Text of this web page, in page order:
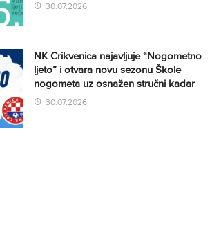
30.07.2026
NK Crikvenica najavljuje “Nogometno
ljeto” i otvara novu sezonu Škole
nogometa uz osnažen stručni kadar
30.07.2026